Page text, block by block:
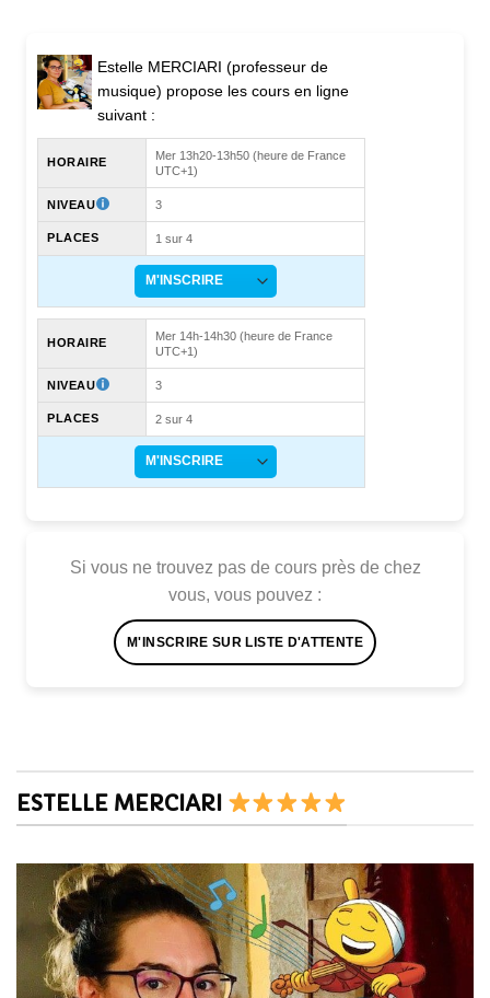
Estelle MERCIARI (professeur de
musique) propose les cours en ligne
suivant :
HORAIRE
Mer 13h20-13h50 (heure de France
UTC+1)
NIVEAU 3
PLACES 1 sur 4
HORAIRE
Mer 14h-14h30 (heure de France
UTC+1)
NIVEAU 3
PLACES 2 sur 4
Si vous ne trouvez pas de cours près de chez
vous, vous pouvez :
M'INSCRIRE SUR LISTE D'ATTENTE
ESTELLE MERCIARI